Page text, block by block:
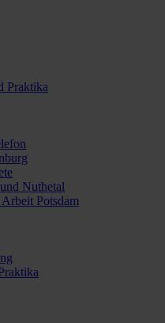
Praktika
Nuthetal
Potsdam